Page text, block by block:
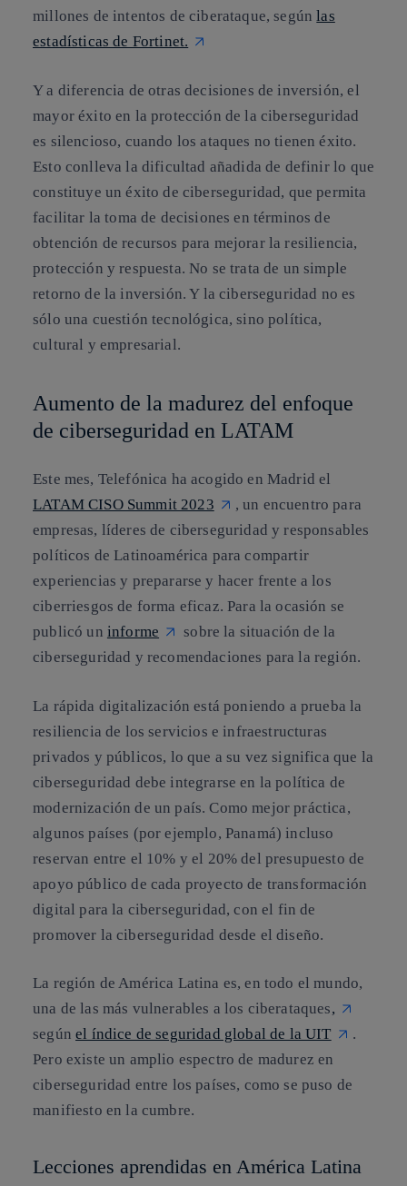
millones de intentos de ciberataque, segúnlas
estadísticas de Fortinet.
Y a diferencia de otras decisiones de inversión, el
mayor éxito en la protección de la ciberseguridad
es silencioso, cuando los ataques no tienen éxito.
Esto conlleva la dificultad añadida de definir lo que
constituye un éxito de ciberseguridad, que permita
facilitar la toma de decisiones en términos de
obtención de recursos para mejorar la resiliencia,
protección y respuesta. No se trata de un simple
retorno de la inversión. Y la ciberseguridad no es
sólo una cuestión tecnológica, sino política,
cultural y empresarial.
Aumento de la madurez del enfoque
de ciberseguridad en LATAM
Este mes, Telefónica ha acogido en Madrid el
LATAM CISO Summit 2023
, un encuentro para
empresas, líderes de ciberseguridad y responsables
políticos de Latinoamérica para compartir
experiencias y prepararse y hacer frente a los
ciberriesgos de forma eficaz. Para la ocasión se
publicó un informe
sobre la situación de la
ciberseguridad y recomendaciones para la región.
La rápida digitalización está poniendo a prueba la
resiliencia de los servicios e infraestructuras
privados y públicos, lo que a su vez significa que la
ciberseguridad debe integrarse en la política de
modernización de un país. Como mejor práctica,
algunos países (por ejemplo, Panamá) incluso
reservan entre el 10% y el 20% del presupuesto de
apoyo público de cada proyecto de transformación
digital para la ciberseguridad, con el fin de
promover la ciberseguridad desde el diseño.
La región de América Latina es, en todo el mundo,
una de las más vulnerables a los ciberataques,
segúnel índice de seguridad global de la UIT
.
Pero existe un amplio espectro de madurez en
ciberseguridad entre los países, como se puso de
manifiesto en la cumbre.
Lecciones aprendidas en América Latina